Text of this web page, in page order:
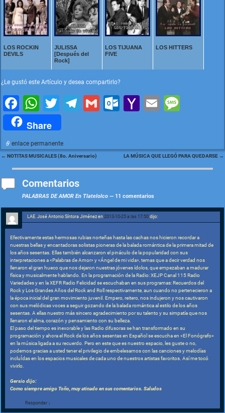
LOS ROCKIN
DEVILS
JULISSA
[Después del
Rock]
LOS TIJUANA
FIVE
LOS HITTERS
¿Le gustó este Artículo y desea compartirlo?
F
a
c
e
b
o
o
k
W
h
at
s
A
p
p
T
wi
tt
er
T
gr
a
G
l
O
o
k.
o
m
Y
o
o
ai
l
E
l
s
a
Share
enlace permanente
← NOTITAS MUSICALES (8o. Aniversario) LA MÚSICA QUE LLEGÓ PARA QUEDARSE →
Comentarios
PALABRAS DE AMOR En Tlatelolco — 11 comentarios
LAE. José Antonio Síntora Jiménezen2013-10-25 a las 17:50 dijo:
Efectivamente estas hermosas rubias norteñas hasta las cachas nos hicieron recordar a
nuestras bellas y encantadoras solistas pioneras de la balada romántica de la primera mitad de
los años sesentas. Ellas también alcanzaron el pináculo de la popularidad con sus
interpretaciones a «Palabras de Amor» y «Ángel de mi vida», temas que a decir verdad nos
llenaron el gran hueco que nos dejaron nuestras jóvenes ídolos, que empezaban a madurar
física y musicalmente hablando. En la programación de la Radio: XEJP Canal 115 Radio
Variedades y en la XEFR Radio Felicidad se escuchaban en sus programas: Recuerdos del
Rock y Los Grandes Años del Rock and Roll respectivamente, aun cuando no pertenecieron a
la época inicial del gran movimiento juvenil. Empero, reitero, nos indujeron y nos cautivaron
con sus melódicas voces a seguir gozando de la balada romántica al estilo de los años
sesentas. A ellas nuestro más sincero agradecimiento por su talento y su simpatía que nos
llenaron el alma, corazón y pensamiento con su belleza.
El paso del tiempo es inexorable y las Radio difusoras se han transformado en su
programación y ahora el Rock de los años sesentas en Español se escucha en «El Fonógrafo»
en la música ligada a su recuerdo. Pero en este que es nuestro espacio, les guste o no,
podemos gracias a usted tener el privilegio de embelesarnos con las canciones y melodías
incluÍdas en los espacios musicales de cada uno de nuestros artistas favoritos. Así me tocó
vivirlo.
Gersio dijo:
Como siempre amigo Toño, muy atinado en sus comentarios. Saludos
Responder ↓